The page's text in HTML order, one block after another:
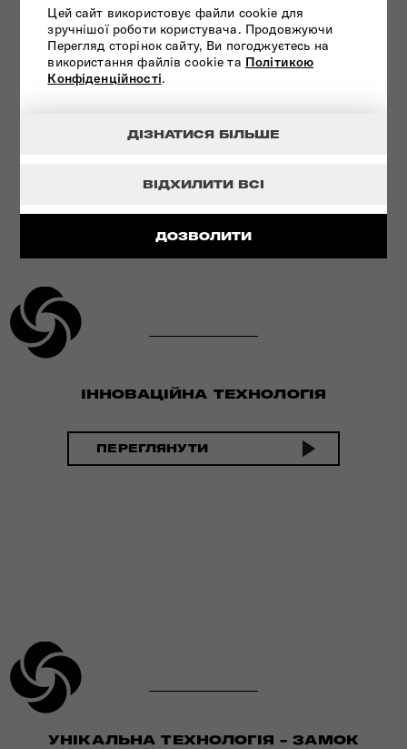
Цей сайт використовує файли cookie для
зручнішої роботи користувача. Продовжуючи
Перегляд сторінок сайту, Ви погоджуєтесь на
використання файлів cookie та Політикою
Конфіденційності.
ДОЗВОЛИТИ
ВІДХИЛИТИ ВСІ
ДІЗНАТИСЯ БІЛЬШЕ
УЛЬТРАМІЦНИЙ МАТЕРІАЛ
ІННОВАЦІЙНА ТЕХНОЛОГІЯ
ПЕРЕГЛЯНУТИ
УНІКАЛЬНА ТЕХНОЛОГІЯ - ЗАМОК